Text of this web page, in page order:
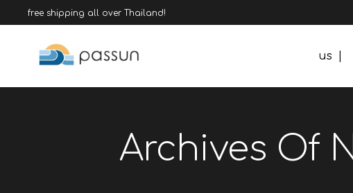
free shipping all over Thailand!
us
Archives Of